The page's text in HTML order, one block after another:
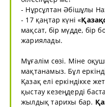
- Нұрсұлтан Әбішұлы
- 17 қаңтар күні «
мақсат, бір мүдде, бір
жариялады.
Мұғалім сөзі. Міне
мақтанамыз. Бұл
Қазақ елі еркіндікке
қыстау кезеңдерді
жылдық тарихы бар.